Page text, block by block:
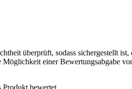
überprüft, sodass sichergestellt
einer Bewertungsabgabe
bewertet.